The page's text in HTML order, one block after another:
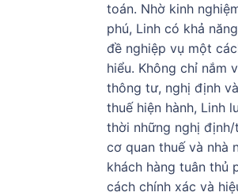
toán. Nhờ kinh
phú, Linh có khả
đề nghiệp vụ một
hiểu. Không chỉ nắm
thông tư, nghị định
thuế hiện hành, Linh
thời những nghị
cơ quan thuế và nhà
khách hàng tuân thủ
cách chính xác và